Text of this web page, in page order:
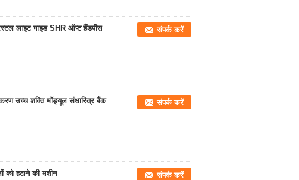
लाइट गाइड SHR ऑप्ट हैंडपीस
संपर्क करें
उच्च शक्ति मॉड्यूल संधारित्र बैंक
संपर्क करें
को हटाने की मशीन
संपर्क करें